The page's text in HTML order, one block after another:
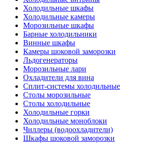
Холодильные шкафы
Холодильные камеры
Морозильные шкафы
Барные холодильники
Винные шкафы
Камеры шоковой заморозки
Льдогенераторы
Морозильные лари
Охладители для вина
Сплит-системы холодильные
Столы морозильные
Столы холодильные
Холодильные горки
Холодильные моноблоки
Чиллеры (водоохладители)
Шкафы шоковой заморозки